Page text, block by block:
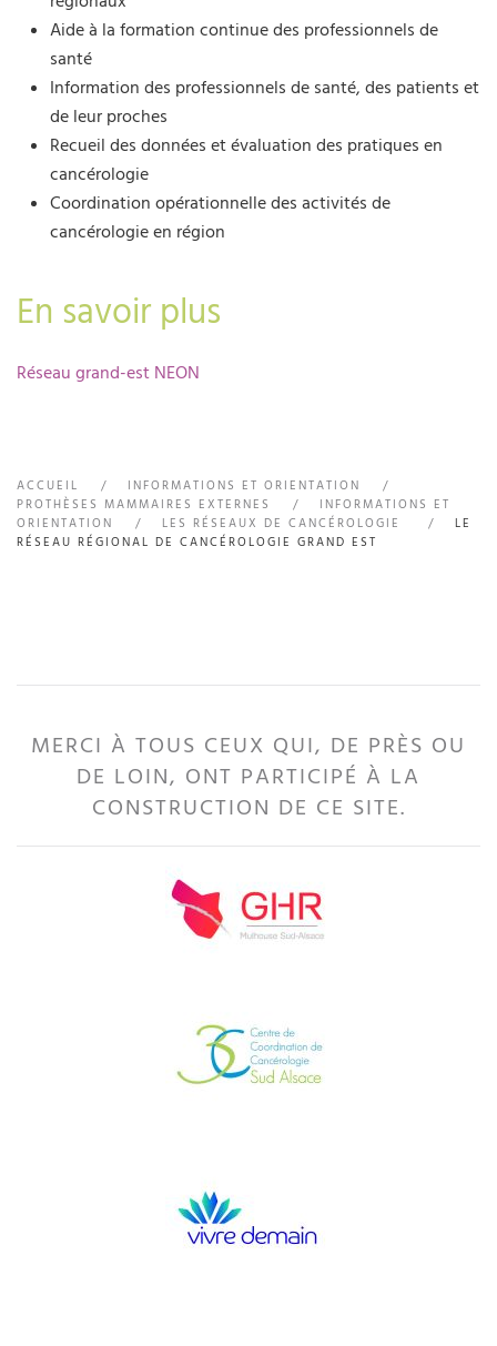
Aide à la formation continue des professionnels de
santé
Information des professionnels de santé, des patients et
de leur proches
Recueil des données et évaluation des pratiques en
cancérologie
Coordination opérationnelle des activités de
cancérologie en région
En savoir plus
Réseau grand-est NEON
ACCUEIL
INFORMATIONS ET ORIENTATION
PROTHÈSES MAMMAIRES EXTERNES
INFORMATIONS ET
ORIENTATION
LES RÉSEAUX DE CANCÉROLOGIE
LE
RÉSEAU RÉGIONAL DE CANCÉROLOGIE GRAND EST
MERCI À TOUS CEUX QUI, DE PRÈS OU
DE LOIN, ONT PARTICIPÉ À LA
CONSTRUCTION DE CE SITE.